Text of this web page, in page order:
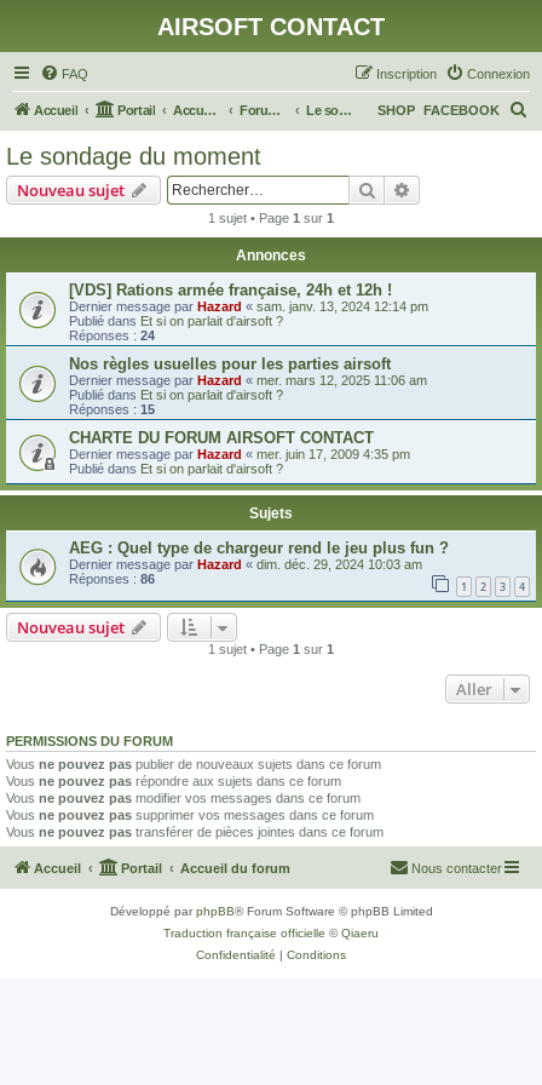
AIRSOFT CONTACT
FAQ Connexion
Inscription
Accueil Portail Accueil du forum Forum Général Le sondage du moment FACEBOOK
SHOP
Le sondage du moment
Nouveau sujet Rechercher
1 sujet • Page 1 sur 1
Annonces
[VDS] Rations armée française, 24h et 12h !
Dernier message par Hazard « sam. janv. 13, 2024 12:14 pm
Publié dans Et si on parlait d'airsoft ?
Réponses : 24
Nos règles usuelles pour les parties airsoft
Dernier message par Hazard « mer. mars 12, 2025 11:06 am
Publié dans Et si on parlait d'airsoft ?
Réponses : 15
CHARTE DU FORUM AIRSOFT CONTACT
Dernier message par Hazard « mer. juin 17, 2009 4:35 pm
Publié dans Et si on parlait d'airsoft ?
Sujets
AEG : Quel type de chargeur rend le jeu plus fun ?
Dernier message par Hazard « dim. déc. 29, 2024 10:03 am
Réponses : 86 1 2 3 4
Nouveau sujet
1 sujet • Page 1 sur 1
Aller
PERMISSIONS DU FORUM
Vous ne pouvez pas publier de nouveaux sujets dans ce forum
Vous ne pouvez pas répondre aux sujets dans ce forum
Vous ne pouvez pas modifier vos messages dans ce forum
Vous ne pouvez pas supprimer vos messages dans ce forum
Vous ne pouvez pas transférer de pièces jointes dans ce forum
Accueil Portail Accueil du forum Nous contacter
Développé parphpBB® Forum Software © phpBB Limited
Traduction française officielle ©Qiaeru
Confidentialité | Conditions